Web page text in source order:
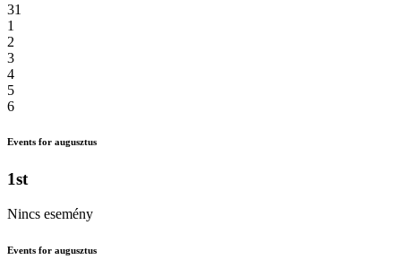
31
1
2
3
4
5
6
Events for augusztus
1st
Nincs esemény
Events for augusztus